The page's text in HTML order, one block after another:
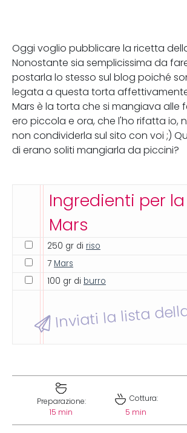
Oggi voglio pubblicare la ricetta
Nonostante sia semplicissima da
postarla lo stesso sul blog poiché
legata a questa torta
Mars è la torta che si mangiava alle
ero piccola e ora, che l'ho rifatta io,
non condividerla sul sito con voi ;)
di erano soliti mangiarla da piccini?
Ingredienti per
Mars
250 gr di riso
7 Mars
100 gr di burro
Inviati la lista
Preparazione:
15 min
Cottura:
5 min